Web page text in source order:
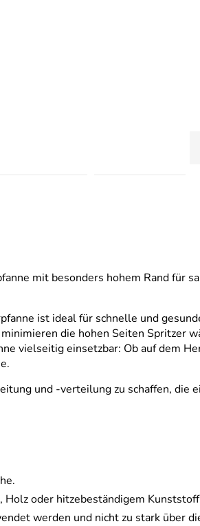
mit besonders hohem Rand
ist ideal für schnelle und
die hohen Seiten Spritzer
vielseitig einsetzbar: Ob auf dem
und -verteilung zu schaffen,
oder hitzebeständigem
werden und nicht zu stark über